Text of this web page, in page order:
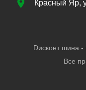
Красный Яр,
Dисконт шина -
Все